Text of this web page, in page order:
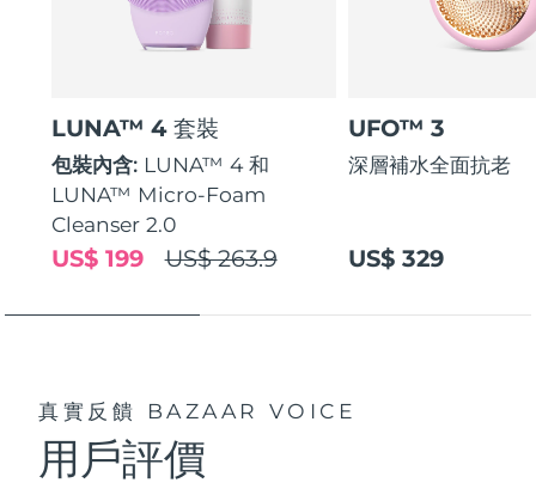
LUNA™ 4 套裝
包裝內含: LUNA™ 4 和
LUNA™ Micro-Foam
Cleanser 2.0
US$ 263.9
US$ 199
UFO™ 3
深層補水全面抗老
US$ 329
真實反饋 BAZAAR VOICE
用戶評價